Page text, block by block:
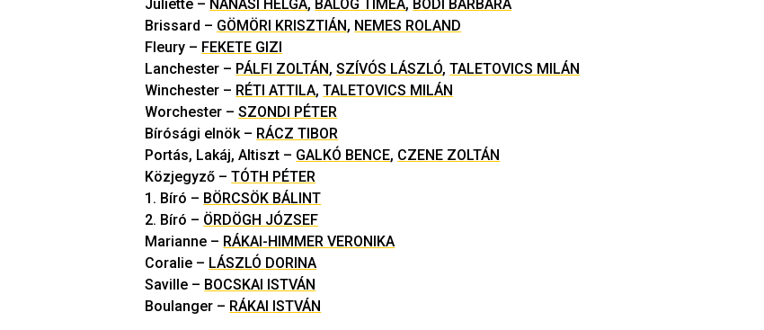
Juliette – NÁNÁSI HELGA, BALOG TÍMEA, BÓDI BARBARA
Brissard – GÖMÖRI KRISZTIÁN, NEMES ROLAND
Fleury – FEKETE GIZI
Lanchester – PÁLFI ZOLTÁN,SZÍVÓS LÁSZLÓ,TALETOVICS MILÁN
Winchester – RÉTI ATTILA,TALETOVICS MILÁN
Worchester –SZONDI PÉTER
Bírósági elnök– RÁCZ TIBOR
Portás, Lakáj, Altiszt – GALKÓ BENCE, CZENE ZOLTÁN
Közjegyző –TÓTH PÉTER
1. Bíró – BÖRCSÖK BÁLINT
2. Bíró – ÖRDÖGH JÓZSEF
Marianne – RÁKAI-HIMMER VERONIKA
Coralie – LÁSZLÓ DORINA
Saville – BOCSKAI ISTVÁN
Boulanger – RÁKAI ISTVÁN